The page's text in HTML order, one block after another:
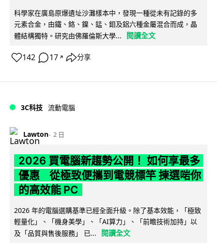
科學家在廣島原爆遺址沙灘樣本中，發現一種從未有記錄的多
元素合金，由鐵、鉻、鎳、錳、鉬及鋁六種金屬混合而成，晶
體結構獨特。研究由佛羅倫斯大學...
閱讀全文
142 17 ↗ 分享
3C科技 流動電腦
Lawton 2 日
2026 買電腦新趨勢公開！ 如何享最多
優惠 從極致便攜到電競標竿 揀選啱你
的高效能 PC
2026 年的電腦選購基準已經全面升級。除了基本效能，「極致
輕量化」、「機身美學」、「AI算力」、「前瞻技術加持」以
及「品質與售後服務」 已...
閱讀全文